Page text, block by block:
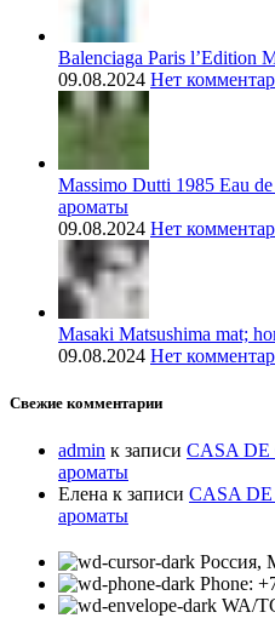
Balenciaga Paris l’Edition
09.08.2024 Нет
Massimo Dutti 1985 Eau
ароматы
09.08.2024 Нет
Masaki Matsushima mat;
09.08.2024 Нет
Свежие комментарии
admin к записи CASA DE
ароматы
Елена к записи CASA
ароматы
Россия,
Phone:
WA/